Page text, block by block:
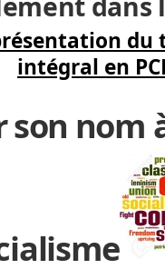
du
intégral en
son nom